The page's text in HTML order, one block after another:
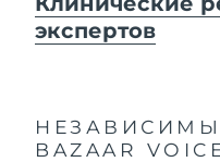
экспертов
BAZAAR